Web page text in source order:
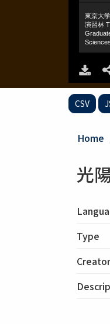
CSV
Home
光
Type